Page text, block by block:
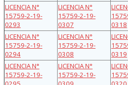
LICENCIA N°
15759-2-19-
0293
LICENCIA N°
15759-2-19-
0307
0318
LICENCIA N°
15759-2-19-
0294
LICENCIA N°
15759-2-19-
0308
0319
LICENCIA N°
15759-2-19-
LICENCIA N°
15759-2-19-